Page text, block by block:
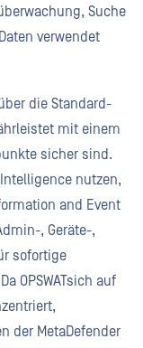
Suche
verwendet
die Standard-
mit einem
sicher sind.
nutzen,
and Event
, Geräte-,
sofortige
OPSWATsich auf
der MetaDefender